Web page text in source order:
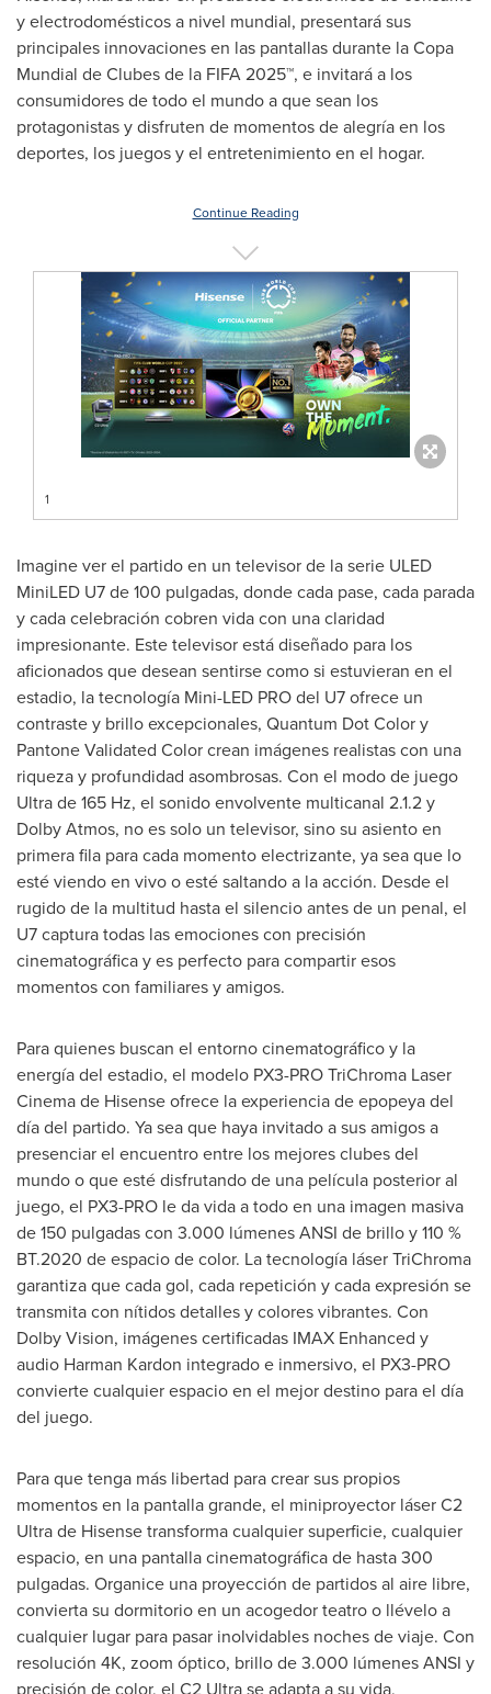
y electrodomésticos a nivel mundial, presentará sus
principales innovaciones en las pantallas durante la Copa
Mundial de Clubes de la FIFA 2025™, e invitará a los
consumidores de todo el mundo a que sean los
protagonistas y disfruten de momentos de alegría en los
deportes, los juegos y el entretenimiento en el hogar.
Continue Reading
1
Imagine ver el partido en un televisor de la serie ULED
MiniLED U7 de 100 pulgadas, donde cada pase, cada parada
y cada celebración cobren vida con una claridad
impresionante. Este televisor está diseñado para los
aficionados que desean sentirse como si estuvieran en el
estadio, la tecnología Mini-LED PRO del U7 ofrece un
contraste y brillo excepcionales, Quantum Dot Color y
Pantone Validated Color crean imágenes realistas con una
riqueza y profundidad asombrosas. Con el modo de juego
Ultra de 165 Hz, el sonido envolvente multicanal 2.1.2 y
Dolby Atmos, no es solo un televisor, sino su asiento en
primera fila para cada momento electrizante, ya sea que lo
esté viendo en vivo o esté saltando a la acción. Desde el
rugido de la multitud hasta el silencio antes de un penal, el
U7 captura todas las emociones con precisión
cinematográfica y es perfecto para compartir esos
momentos con familiares y amigos.
Para quienes buscan el entorno cinematográfico y la
energía del estadio, el modelo PX3-PRO TriChroma Laser
Cinema de Hisense ofrece la experiencia de epopeya del
día del partido. Ya sea que haya invitado a sus amigos a
presenciar el encuentro entre los mejores clubes del
mundo o que esté disfrutando de una película posterior al
juego, el PX3-PRO le da vida a todo en una imagen masiva
de 150 pulgadas con 3.000 lúmenesANSI de brillo y 110 %
BT.2020 de espacio de color. La tecnología láser TriChroma
garantiza que cada gol, cada repetición y cada expresión se
transmita con nítidos detalles y colores vibrantes. Con
Dolby Vision, imágenes certificadas IMAX Enhanced y
audio Harman Kardon integrado e inmersivo, el PX3-PRO
convierte cualquier espacio en el mejor destino para el día
del juego.
Para que tenga más libertad para crear sus propios
momentos en la pantalla grande, el miniproyector láser C2
Ultra de Hisense transforma cualquier superficie, cualquier
espacio, en una pantalla cinematográfica de hasta 300
pulgadas. Organice una proyección de partidos al aire libre,
convierta su dormitorio en un acogedor teatro o llévelo a
cualquier lugar para pasar inolvidables noches de viaje. Con
resolución 4K, zoom óptico, brillo de 3.000 lúmenes ANSI y
precisión de color, el C2 Ultra se adapta a su vida,